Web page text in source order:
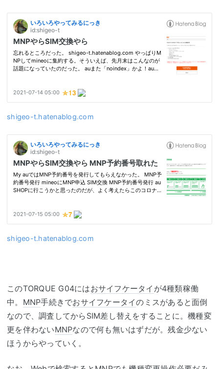
shigeo-t.hatenablog.com
shigeo-t.hatenablog.com
このTORQUE G04にはおサイフケータイ が4種類稼働
中。 MNP手続きでおサイフケータイのミスがあると面倒
なので、調査してからSIM差し替えをすることに。機種変
更を伴わないMNPなので何も無いはずだが。残金少ない
ほうからやっていく。